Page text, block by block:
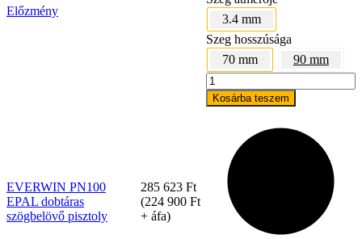
Előzmény
EVERWIN PN100
EPAL dobtáras
szögbelövő pisztoly
285 623 Ft
(224 900 Ft
+ áfa)
3.4 mm
Szeg hosszúsága
70 mm
90 mm
EVERWIN
PN100
EPAL
szögbelövő
pisztoly
mennyiség
Kosárba teszem